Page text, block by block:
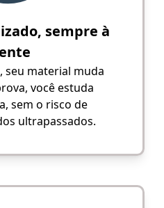
sempre à
seu material muda
você estuda
sem o risco de
ultrapassados.